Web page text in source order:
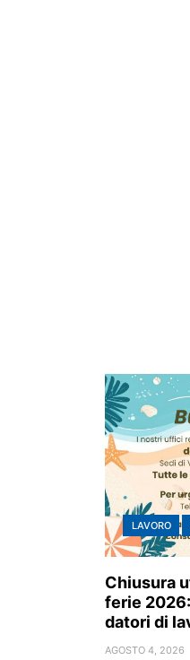
LAVORO
Chiusura
ferie
datori di
AGOSTO 4, 2026